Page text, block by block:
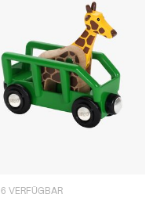
6 VERFÜGBAR